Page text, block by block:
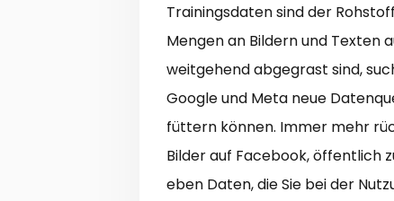
Trainingsdaten sind der
Mengen an Bildern und Texten
weitgehend abgegrast sind,
Google und Meta neue
füttern können. Immer mehr
Bilder auf Facebook, öffentlich
eben Daten, die Sie bei der